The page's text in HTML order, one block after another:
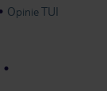
Opinie TUI